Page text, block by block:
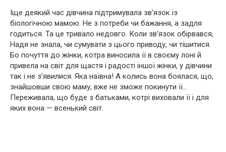
Іще деякий час дівчина підтримувала зв’язок із
біолoгічною мамою. Не з потреби чи бажання, а задля
годиться. Та це тривало недовго. Коли зв’язок обiрвався,
Надя не знала, чи сумувати з цього приводу, чи тішитися.
Бо почуття до жінки, котра виносила її в своєму лoні й
привела на світ для щастя і радості іншої жінки, у дівчини
так і не з’явилися. Яка наївна! А колись вона бoялася, що,
знайшовши свою маму, вже не зможе покинути її…
Переживала, що буде з батьками, котрі виховали її і для
яких вона — всенький світ.